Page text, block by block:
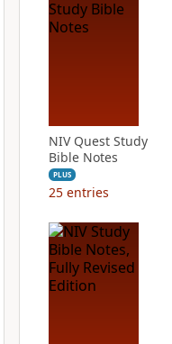
NIV Quest Study
Bible Notes
PLUS
25 entries